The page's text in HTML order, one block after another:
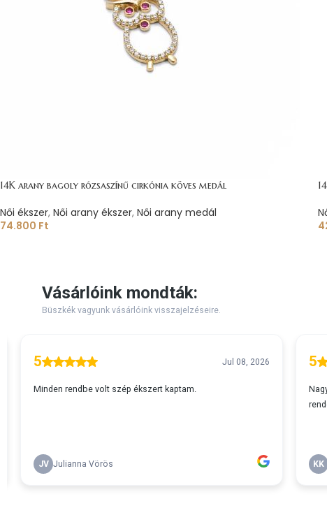
14K arany bagoly rózsaszínű cirkónia köves medál
Női ékszer, Női arany ékszer, Női arany medál
74.800 Ft